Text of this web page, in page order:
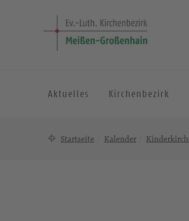
Aktuelles Kirchenbezirk
Startseite Kalender